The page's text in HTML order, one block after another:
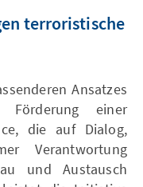
terroristische
Ansatzes
Förderung einer
die auf Dialog,
Verantwortung
und Austausch